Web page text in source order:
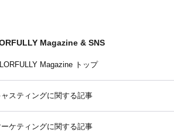
Magazine & SNS
Magazine トップ
ャスティングに関する記事
ーケティングに関する記事